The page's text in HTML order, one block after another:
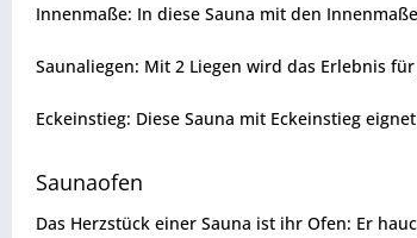
Innenmaße: In diese Sauna mit den
Saunaliegen: Mit 2 Liegen wird das Erlebnis
Eckeinstieg: Diese Sauna mit Eckeinstieg
Saunaofen
Das Herzstück einer Sauna ist ihr Ofen: Er